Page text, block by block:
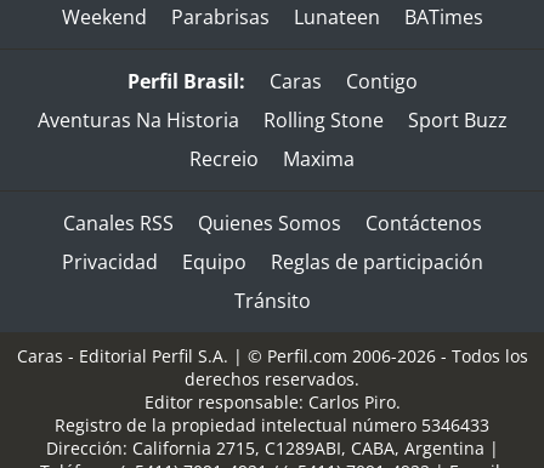
Weekend
Parabrisas Lunateen BATimes
Perfil Brasil: Caras
Contigo
Aventuras Na Historia
Rolling Stone
Sport Buzz
Recreio
Maxima
Canales RSS Quienes Somos
Contáctenos
Privacidad
Equipo
Reglas de participación
Tránsito
Caras - Editorial Perfil S.A. | © Perfil.com 2006-2026 - Todos los
derechos reservados.
Editor responsable: Carlos Piro.
Registro de la propiedad intelectual número 5346433
Dirección: California 2715, C1289ABI, CABA, Argentina |